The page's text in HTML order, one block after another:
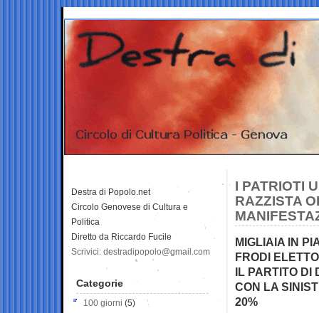
I PATRIOTI
RAZZISTA
MIGLIAIA IN
FRODI
IL PARTITO DI
CON LA
20%
Destra di Popolo.net
Circolo Genovese di Cultura e
Politica
Diretto da Riccardo Fucile
Scrivici: destradipopolo@gmail.com
Categorie
100 giorni (5)